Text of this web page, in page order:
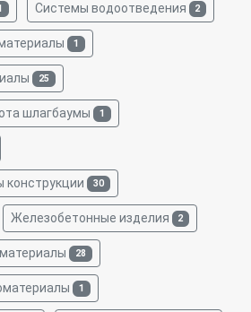
Системы водоотведения 2
1
25
шлагбаумы 1
30
Железобетонные изделия 2
28
1